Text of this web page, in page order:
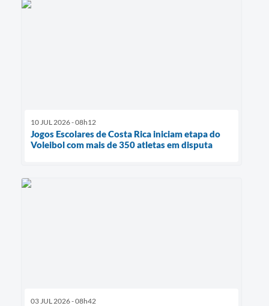
10 JUL 2026 - 08h12
Jogos Escolares de Costa Rica iniciam etapa do
Voleibol com mais de 350 atletas em disputa
03 JUL 2026 - 08h42